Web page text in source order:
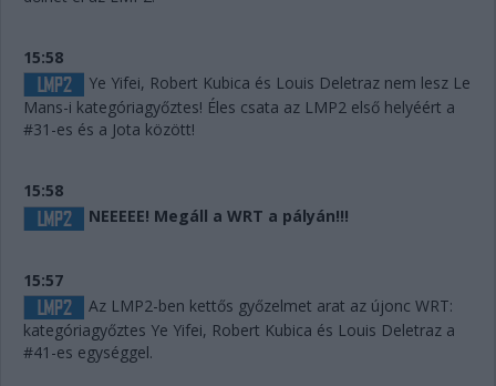
15:58
Ye Yifei, Robert Kubica és Louis Deletraz nem lesz Le
Mans-i kategóriagyőztes! Éles csata az LMP2 első helyéért a
#31-es és a Jota között!
15:58
NEEEEE! Megáll a WRT a pályán!!!
15:57
Az LMP2-ben kettős győzelmet arat az újonc WRT:
kategóriagyőztes Ye Yifei, Robert Kubica és Louis Deletraz a
#41-es egységgel.